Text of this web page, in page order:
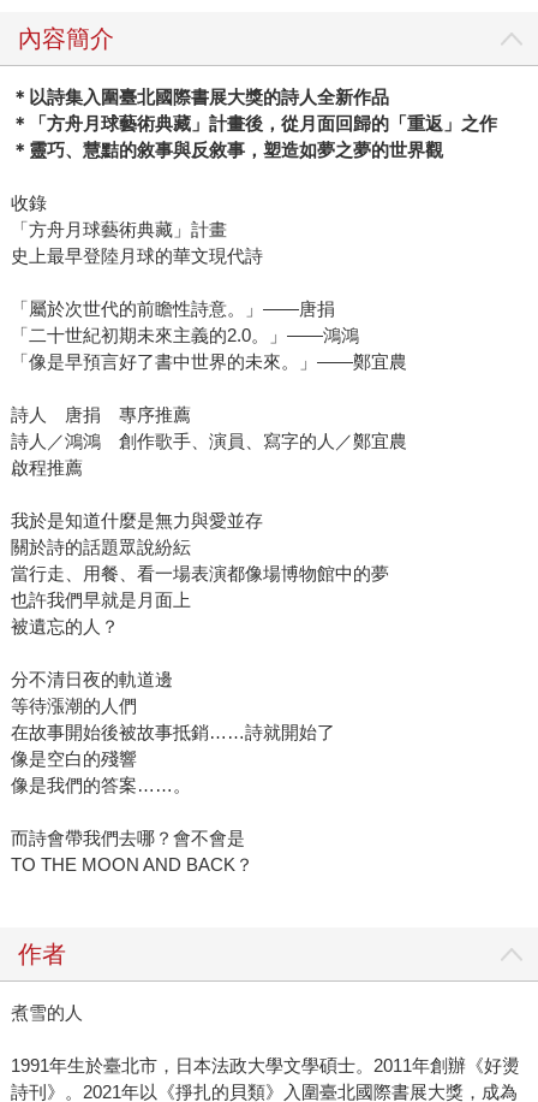
內容簡介
＊以詩集入圍臺北國際書展大獎的詩人全新作品
＊「方舟月球藝術典藏」計畫後，從月面回歸的「重返」之作
＊靈巧、慧黠的敘事與反敘事，塑造如夢之夢的世界觀
收錄
「方舟月球藝術典藏」計畫
史上最早登陸月球的華文現代詩
「屬於次世代的前瞻性詩意。」——唐捐
「二十世紀初期未來主義的2.0。」——鴻鴻
「像是早預言好了書中世界的未來。」——鄭宜農
詩人 唐捐 專序推薦
詩人／鴻鴻 創作歌手、演員、寫字的人／鄭宜農
啟程推薦
我於是知道什麼是無力與愛並存
關於詩的話題眾說紛紜
當行走、用餐、看一場表演都像場博物館中的夢
也許我們早就是月面上
被遺忘的人？
分不清日夜的軌道邊
等待漲潮的人們
在故事開始後被故事抵銷……詩就開始了
像是空白的殘響
像是我們的答案……。
而詩會帶我們去哪？會不會是
TO THE MOON AND BACK？
作者
煮雪的人
1991年生於臺北市，日本法政大學文學碩士。2011年創辦《好燙
詩刊》。2021年以《掙扎的貝類》入圍臺北國際書展大獎，成為